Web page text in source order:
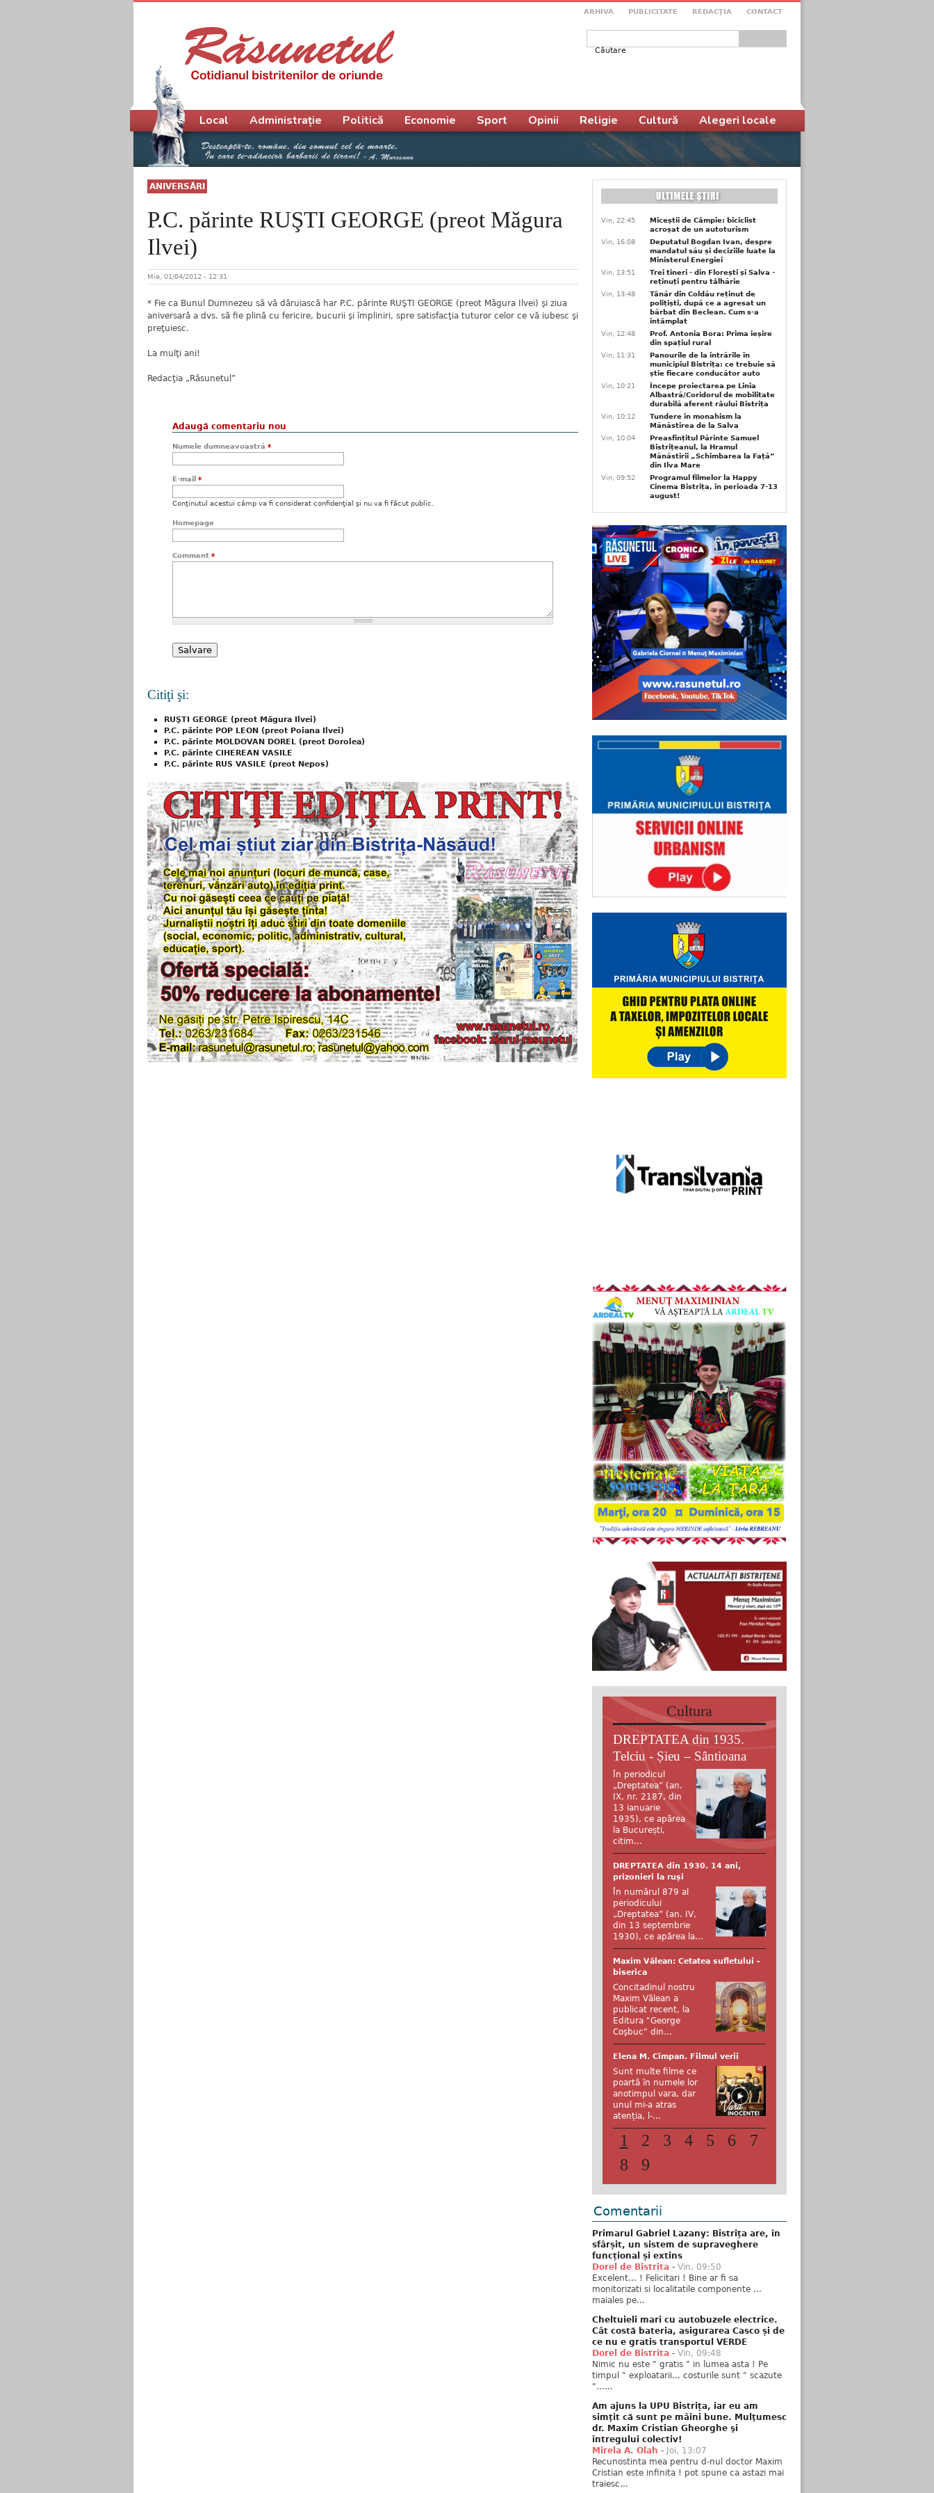
ARHIVA PUBLICITATE REDACŢIA CONTACT
Formular de căutare
ANIVERSĂRI
P.C. părinte RUŞTI GEORGE (preot Măgura
Ilvei)
Mie, 01/04/2012 - 12:31
* Fie ca Bunul Dumnezeu să vă dăruiască har P.C. părinte RUŞTI GEORGE (preot Măgura Ilvei) şi ziua
aniversară a dvs. să fie plină cu fericire, bucurii şi împliniri, spre satisfacţia tuturor celor ce vă iubesc şi
preţuiesc.
La mulţi ani!
Redacţia „Răsunetul”
Adaugă comentariu nou
Numele dumneavoastră *
E-mail *
Conţinutul acestui câmp va fi considerat confidenţial şi nu va fi făcut public.
Homepage
Comment *
Citiţi şi:
RUŞTI GEORGE (preot Măgura Ilvei)
P.C. părinte POP LEON (preot Poiana Ilvei)
P.C. părinte MOLDOVAN DOREL (preot Dorolea)
P.C. părinte CIHEREAN VASILE
P.C. părinte RUS VASILE (preot Nepos)
Meniu principal
Local Administrație Politică Economie Sport Opinii Religie Cultură Alegeri locale
Vin, 22:45
Miceștii de Câmpie: biciclist
acroșat de un autoturism
Vin, 16:08
Deputatul Bogdan Ivan, despre
mandatul său și deciziile luate la
Ministerul Energiei
Vin, 13:51
Trei tineri - din Florești și Salva -
reținuți pentru tâlhărie
Vin, 13:48
Tânăr din Coldău reținut de
polițiști, după ce a agresat un
bărbat din Beclean. Cum s-a
întâmplat
Vin, 12:48
Prof. Antonia Bora: Prima ieșire
din spațiul rural
Vin, 11:31
Panourile de la intrările în
municipiul Bistrița: ce trebuie să
știe fiecare conducător auto
Vin, 10:21
Începe proiectarea pe Linia
Albastră/Coridorul de mobilitate
durabilă aferent râului Bistrița
Vin, 10:12
Tundere în monahism la
Mănăstirea de la Salva
Vin, 10:04
Preasfințitul Părinte Samuel
Bistrițeanul, la Hramul
Mănăstirii „Schimbarea la Față”
din Ilva Mare
Vin, 09:52
Programul filmelor la Happy
Cinema Bistrița, în perioada 7-13
august!
Cultura
DREPTATEA din 1935.
Telciu - Șieu – Sântioana
În periodicul
„Dreptatea” (an.
IX, nr. 2187, din
13 ianuarie
1935), ce apărea
la București,
citim...
DREPTATEA din 1930. 14 ani,
prizonieri la ruși
În numărul 879 al
periodicului
„Dreptatea” (an. IV,
din 13 septembrie
1930), ce apărea la...
Maxim Vălean: Cetatea sufletului -
biserica
Concitadinul nostru
Maxim Vălean a
publicat recent, la
Editura "George
Coşbuc" din...
Elena M. Cîmpan. Filmul verii
Sunt multe filme ce
poartă în numele lor
anotimpul vara, dar
unul mi-a atras
atenția, l-...
1 2 3 4 5 6
7
8
9
Comentarii
Primarul Gabriel Lazany: Bistrița are, în
sfârșit, un sistem de supraveghere
funcțional și extins
Dorel de Bistrita - Vin, 09:50
Excelent... ! Felicitari ! Bine ar fi sa
monitorizati si localitatile componente ...
maiales pe...
Cheltuieli mari cu autobuzele electrice.
Cât costă bateria, asigurarea Casco și de
ce nu e gratis transportul VERDE
Dorel de Bistrita - Vin, 09:48
Nimic nu este " gratis " in lumea asta ! Pe
timpul " exploatarii... costurile sunt " scazute
"......
Am ajuns la UPU Bistrița, iar eu am
simțit că sunt pe mâini bune. Mulţumesc
dr. Maxim Cristian Gheorghe şi
întregului colectiv!
Mirela A. Olah - Joi, 13:07
Recunostinta mea pentru d-nul doctor Maxim
Cristian este infinita ! pot spune ca astazi mai
traiesc...